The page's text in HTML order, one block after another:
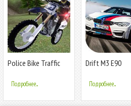
Police Bike Traffic
Подробнее...
Drift M3 E90
Подробнее...